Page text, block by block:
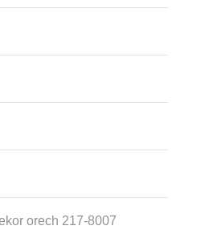
orech 217-8007